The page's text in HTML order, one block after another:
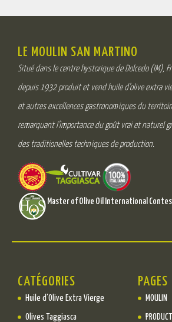
LE MOULIN SAN MARTINO
Situé dans le centre hystorique de Dolcedo (IM),
depuis 1932 produit et vend huile d’olive extra
et autres excellences gastronomiques du
remarquant l’importance du goût vrai et naturel
des traditionelles techniques de production.
Master of Olive Oil International
CATÉGORIES
Huile d’Olive Extra Vierge
Olives Taggiasca
PAGES
MOULIN